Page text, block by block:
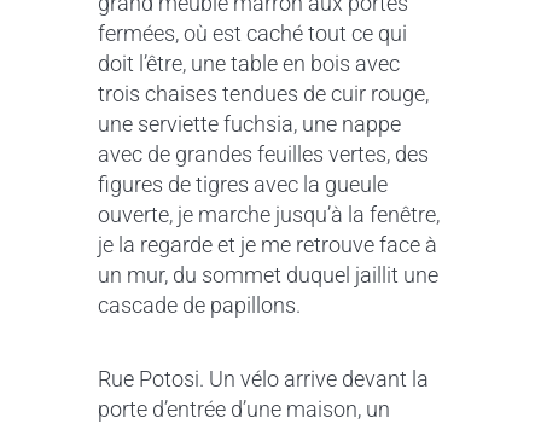
fermées, où est caché tout ce qui
doit l’être, une table en bois avec
trois chaises tendues de cuir rouge,
une serviette fuchsia, une nappe
avec de grandes feuilles vertes, des
figures de tigres avec la gueule
ouverte, je marche jusqu’à la fenêtre,
je la regarde et je me retrouve face à
un mur, du sommet duquel jaillit une
cascade de papillons.
Rue Potosi. Un vélo arrive devant la
porte d’entrée d’une maison, un